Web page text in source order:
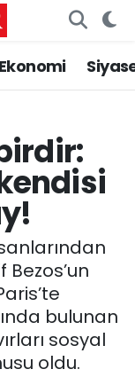
Ekonomi
bulunan
sosyal
oldu.